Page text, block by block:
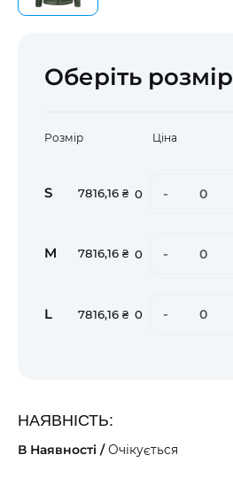
Оберіть розмір
Розмір Ціна
S 7816,16 ₴ 0 -
M 7816,16 ₴ 0 -
L 7816,16 ₴ 0 -
НАЯВНІСТЬ:
В Наявності /Очікується